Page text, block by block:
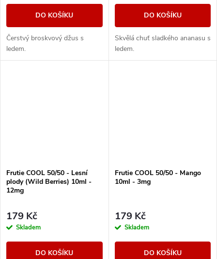
DO KOŠÍKU
Čerstvý broskvový džus s
ledem.
DO KOŠÍKU
Skvělá chuť sladkého ananasu s
ledem.
Frutie COOL 50/50 - Lesní
plody (Wild Berries) 10ml -
12mg
179 Kč
Skladem
DO KOŠÍKU
Frutie COOL 50/50 - Mango
10ml - 3mg
179 Kč
Skladem
DO KOŠÍKU